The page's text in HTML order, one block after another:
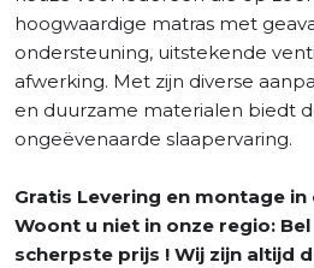
hoogwaardige matras met
ondersteuning, uitstekende
afwerking. Met zijn diverse
en duurzame materialen biedt
ongeëvenaarde slaapervaring.
Gratis Levering en montage in
Woont u niet in onze regio:
scherpste prijs ! Wij zijn altijd